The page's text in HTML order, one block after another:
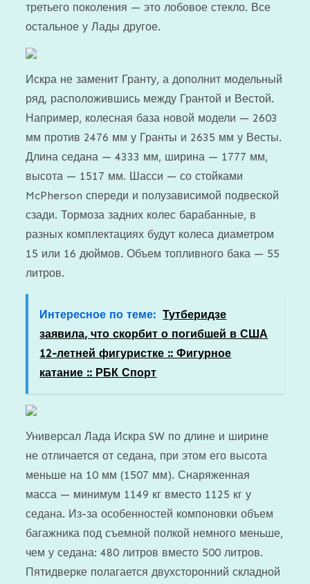
третьего поколения — это лобовое стекло. Все
остальное у Лады другое.
Искра не заменит Гранту, а дополнит модельный
ряд, расположившись между Грантой и Вестой.
Например, колесная база новой модели — 2603
мм против 2476 мм у Гранты и 2635 мм у Весты.
Длина седана — 4333 мм, ширина — 1777 мм,
высота — 1517 мм. Шасси — со стойками
McPherson спереди и полузависимой подвеской
сзади. Тормоза задних колес барабанные, в
разных комплектациях будут колеса диаметром
15 или 16 дюймов. Объем топливного бака — 55
литров.
Интересное по теме: Тутберидзе
заявила, что скорбит о погибшей в США
12-летней фигуристке :: Фигурное
катание :: РБК Спорт
Универсал Лада Искра SW по длине и ширине
не отличается от седана, при этом его высота
меньше на 10 мм (1507 мм). Снаряженная
масса — минимум 1149 кг вместо 1125 кг у
седана. Из-за особенностей компоновки объем
багажника под съемной полкой немного меньше,
чем у седана: 480 литров вместо 500 литров.
Пятидверке полагается двухсторонний складной